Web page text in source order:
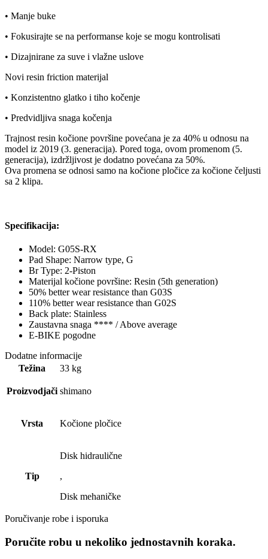
• Manje buke
• Fokusirajte se na performanse koje se mogu kontrolisati
• Dizajnirane za suve i vlažne uslove
Novi resin friction materijal
• Konzistentno glatko i tiho kočenje
• Predvidljiva snaga kočenja
Trajnost resin kočione površine povećana je za 40% u odnosu na
model iz 2019 (3. generacija). Pored toga, ovom promenom (5.
generacija), izdržljivost je dodatno povećana za 50%.
Ova promena se odnosi samo na kočione pločice za kočione čeljusti
sa 2 klipa.
Specifikacija:
Model: G05S-RX
Pad Shape: Narrow type, G
Br Type: 2-Piston
Materijal kočione površine: Resin (5th generation)
50% better wear resistance than G03S
110% better wear resistance than G02S
Back plate: Stainless
Zaustavna snaga **** / Above average
E-BIKE pogodne
Dodatne informacije
Težina
33 kg
Proizvodjači shimano
Vrsta Kočione pločice
Tip
Disk hidraulične
,
Disk mehaničke
Poručivanje robe i isporuka
Poručite robu u nekoliko jednostavnih koraka.